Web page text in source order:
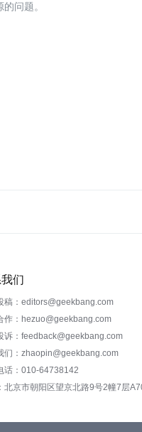
问题。
们
稿：editors@geekbang.com
作：hezuo@geekbang.com
诉：feedback@geekbang.com
们：zhaopin@geekbang.com
话：010-64738142
北京市朝阳区望京北路9号2幢7层